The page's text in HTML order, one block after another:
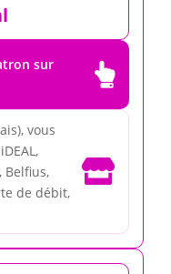
sur

vous
Belfius,
de débit,
